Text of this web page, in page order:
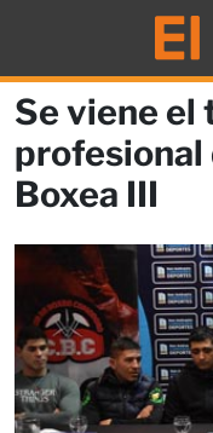
Se viene
profesional
Boxea III